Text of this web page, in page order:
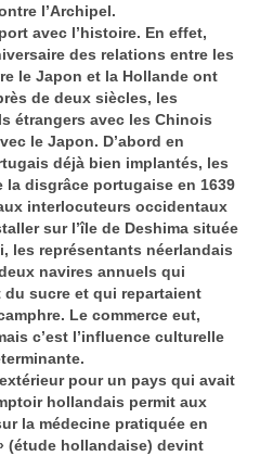
l’Archipel.
avec l’histoire. En effet,
des relations entre les
le Japon et la Hollande ont
de deux siècles, les
étrangers avec les Chinois
le Japon. D’abord en
déjà bien implantés, les
disgrâce portugaise en 1639
interlocuteurs occidentaux
sur l’île de Deshima située
les représentants néerlandais
navires annuels qui
sucre et qui repartaient
Le commerce eut,
c’est l’influence culturelle
pour un pays qui avait
hollandais permit aux
la médecine pratiquée en
(étude hollandaise) devint